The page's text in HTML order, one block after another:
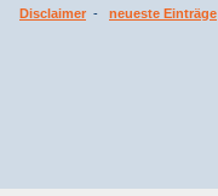
Disclaimer - neueste Einträge